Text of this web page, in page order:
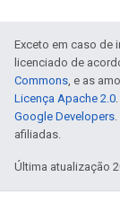
Exceto em caso de
licenciado de
Commons, e as
Licença Apache 2.0
Google Developers
afiliadas.
Última atualização